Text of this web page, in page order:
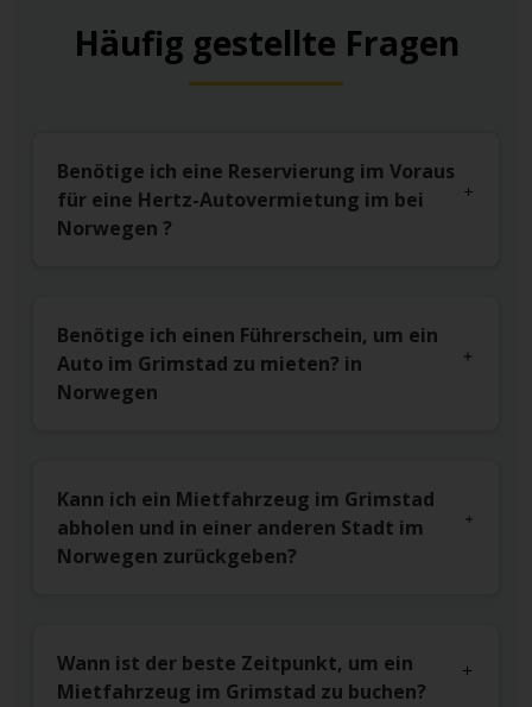
Häufig gestellte Fragen
Benötige ich eine Reservierung im Voraus
für eine Hertz-Autovermietung im bei
Norwegen ?
Benötige ich einen Führerschein, um ein
Auto im Grimstad zu mieten? in
Norwegen
Kann ich ein Mietfahrzeug im Grimstad
abholen und in einer anderen Stadt im
Norwegen zurückgeben?
Wann ist der beste Zeitpunkt, um ein
Mietfahrzeug im Grimstad zu buchen?